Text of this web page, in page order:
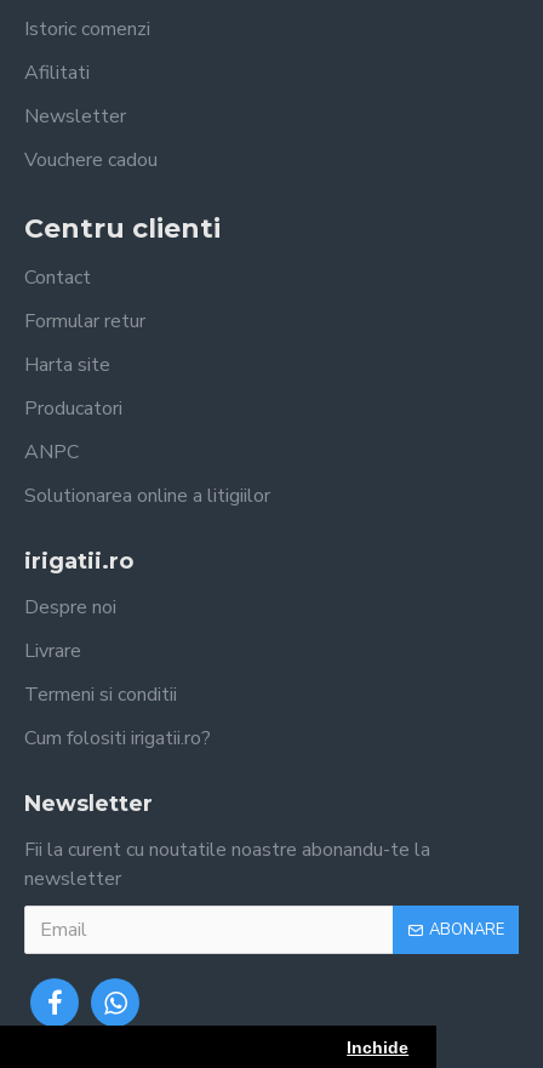
Inchide
Istoric comenzi
Afilitati
Newsletter
Vouchere cadou
Centru clienti
Contact
Formular retur
Harta site
Producatori
ANPC
Solutionarea online a litigiilor
irigatii.ro
Despre noi
Livrare
Termeni si conditii
Cum folositi irigatii.ro?
Newsletter
Fii la curent cu noutatile noastre abonandu-te la
newsletter
ABONARE